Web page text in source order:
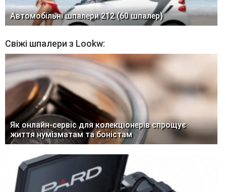
Автомобільні шпалери 212 (60 шпалер)
Свіжі шпалери з Lookw:
Як онлайн-сервіс для колекціонерів спрощує
життя нумізматам та боністам